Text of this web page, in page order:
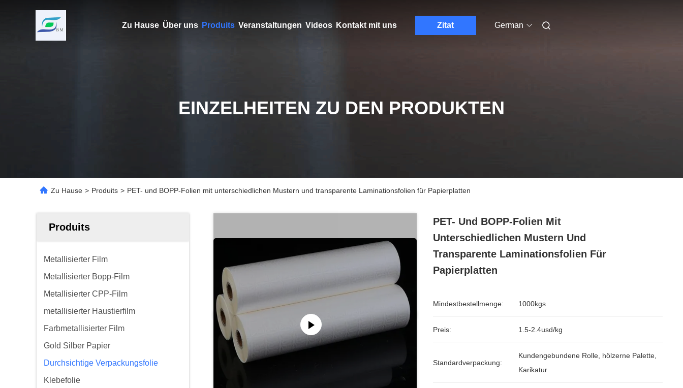
Zu Hause Über uns Produits Veranstaltungen Videos Kontakt mit uns Zitat German
EINZELHEITEN ZU DEN PRODUKTEN
Zu Hause > Produits > PET- und BOPP-Folien mit unterschiedlichen Mustern und transparente Laminationsfolien für Papierplatten
Produits
Metallisierter Film
Metallisierter Bopp-Film
Metallisierter CPP-Film
metallisierter Haustierfilm
Farbmetallisierter Film
Gold Silber Papier
Durchsichtige Verpackungsfolie
Klebefolie
PET- Und BOPP-Folien Mit
Unterschiedlichen Mustern Und
Transparente Laminationsfolien Für
Papierplatten
Mindestbestellmenge: 1000kgs
Preis: 1.5-2.4usd/kg
Standardverpackung:
Kundengebundene Rolle, hölzerne Palette,
Karikatur